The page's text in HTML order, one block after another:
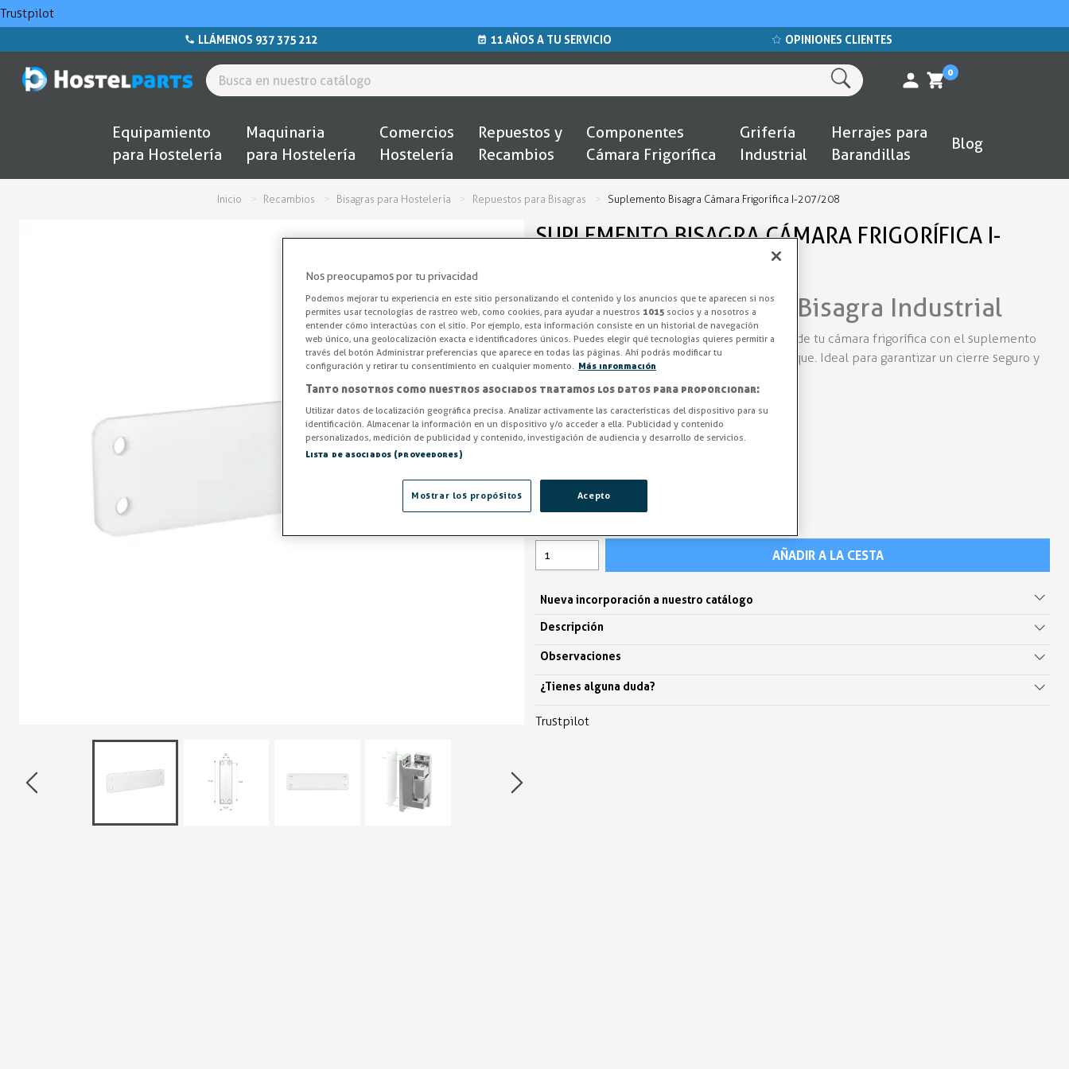
Trustpilot
LLÁMENOS 937 375 212 11 AÑOS A TU SERVICIO OPINIONES CLIENTES
0
Equipamiento
para Hostelería
Maquinaria
para Hostelería
Comercios
Hostelería
Repuestos y
Recambios
Componentes
Cámara Frigorífica
Grifería
Industrial
Herrajes para
Barandillas
Blog
Inicio Recambios Bisagras para Hostelería Repuestos para Bisagras Suplemento Bisagra Cámara Frigorífica I-207/208
SUPLEMENTO BISAGRA CÁMARA FRIGORÍFICA I-
Suplemento de Altura Bisagra Industrial
Mejora el ajuste y rendimiento de las puertas de tu cámara frigorífica con el suplemento
de bisagra I-207/208 en poliestireno antichoque. Ideal para garantizar un cierre seguro y
Entrega en 24/48h
-3% AHORRA -0,04 €
1,40 €
IVA excl. 1,16€
AÑADIR A LA CESTA
Nueva incorporación a nuestro catálogo
Descripción
Observaciones
¿Tienes alguna duda?
Trustpilot
Nos preocupamos por tu privacidad
Podemos mejorar tu experiencia en este sitio personalizando el contenido y los anuncios que te aparecen si nos
permites usar tecnologías de rastreo web, como cookies, para ayudar a nuestros 1015 socios y a nosotros a
entender cómo interactúas con el sitio. Por ejemplo, esta información consiste en un historial de navegación
web único, una geolocalización exacta e identificadores únicos. Puedes elegir qué tecnologías quieres permitir a
través del botón Administrar preferencias que aparece en todas las páginas. Ahí podrás modificar tu
configuración y retirar tu consentimiento en cualquier momento.
Más información
Tanto nosotros como nuestros asociados tratamos los datos para proporcionar:
Utilizar datos de localización geográfica precisa. Analizar activamente las características del dispositivo para su
identificación. Almacenar la información en un dispositivo y/o acceder a ella. Publicidad y contenido
personalizados, medición de publicidad y contenido, investigación de audiencia y desarrollo de servicios.
Lista de asociados (proveedores)
Acepto
Mostrar los propósitos